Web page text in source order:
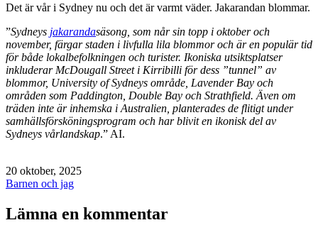
Det är vår i Sydney nu och det är varmt väder. Jakarandan blommar.
”Sydneys jakarandasäsong, som når sin topp i oktober och
november, färgar staden i livfulla lila blommor och är en populär tid
för både lokalbefolkningen och turister. Ikoniska utsiktsplatser
inkluderar McDougall Street i Kirribilli för dess ”tunnel” av
blommor, University of Sydneys område, Lavender Bay och
områden som Paddington, Double Bay och Strathfield. Även om
träden inte är inhemska i Australien, planterades de flitigt under
samhällsförsköningsprogram och har blivit en ikonisk del av
Sydneys vårlandskap.” AI.
Publicerat
den
20 oktober, 2025
Kategoriserat
Barnen och jag
Lämna en kommentar